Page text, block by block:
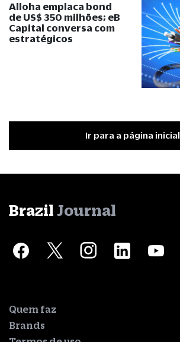
Alloha emplaca bond
de US$ 350 milhões; eB
Capital conversa com
estratégicos
Ir para a página inicial
Brazil Journal
Quem faz
Brands